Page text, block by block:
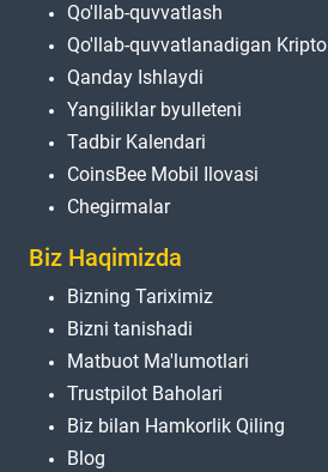
Qo'llab-quvvatlash
Qo'llab-quvvatlanadigan Kripto
Qanday Ishlaydi
Yangiliklar byulleteni
Tadbir Kalendari
CoinsBee Mobil Ilovasi
Chegirmalar
Biz Haqimizda
Bizning Tariximiz
Bizni tanishadi
Matbuot Ma'lumotlari
Trustpilot Baholari
Biz bilan Hamkorlik Qiling
Blog